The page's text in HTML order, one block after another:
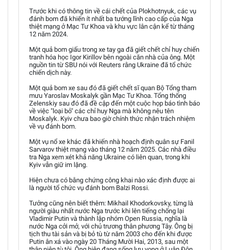
Trước khi có thông tin về cái chết của Plokhotnyuk, các vụ
đánh bom đã khiến ít nhất ba tướng lĩnh cao cấp của Nga
thiệt mạng ở Mạc Tư Khoa và khu vực lân cận kể từ tháng
12 năm 2024.
Một quả bom giấu trong xe tay ga đã giết chết chỉ huy chiến
tranh hóa học Igor Kirillov bên ngoài căn nhà của ông. Một
nguồn tin từ SBU nói với Reuters rằng Ukraine đã tổ chức
chiến dịch này.
Một quả bom xe sau đó đã giết chết sĩ quan Bộ Tổng tham
mưu Yaroslav Moskalyk gần Mạc Tư Khoa. Tổng thống
Zelenskiy sau đó đã đề cập đến một cuộc họp báo tình báo
về việc "loại bỏ" các chỉ huy Nga mà không nêu tên
Moskalyk. Kyiv chưa bao giờ chính thức nhận trách nhiệm
về vụ đánh bom.
Một vụ nổ xe khác đã khiến nhà hoạch định quân sự Fanil
Sarvarov thiệt mạng vào tháng 12 năm 2025. Các nhà điều
tra Nga xem xét khả năng Ukraine có liên quan, trong khi
Kyiv vẫn giữ im lặng.
Hiện chưa có bằng chứng công khai nào xác định được ai
là người tổ chức vụ đánh bom Balzi Rossi.
Tưởng cũng nên biết thêm: Mikhail Khodorkovsky, từng là
người giàu nhất nước Nga trước khi lên tiếng chống lại
Vladimir Putin và thành lập nhóm Open Russia, nghĩa là
nước Nga cởi mở, với chủ trương thân phương Tây. Ông bị
tịch thu tài sản và bị bỏ tù từ năm 2003 cho đến khi được
Putin ân xá vào ngày 20 Tháng Mười Hai, 2013, sau một